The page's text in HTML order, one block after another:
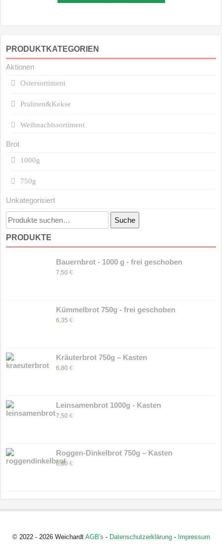
PRODUKTKATEGORIEN
Aktionen
Ostersortiment
Pralinen&Kekse
Weihnachtssortiment
Brot
1000g
750g
Unkategorisiert
Suche
nach:
Suche
PRODUKTE
Bauernbrot - 1000 g - frei geschoben
7,50€
Kümmelbrot 750g - frei geschoben
6,35€
Kräuterbrot 750g – Kasten
6,80€
Leinsamenbrot 1000g - Kasten
7,50€
Roggen-Dinkelbrot 750g – Kasten
6,80€
© 2022 - 2026 Weichardt AGB's - Datenschutzerklärung- Impressum